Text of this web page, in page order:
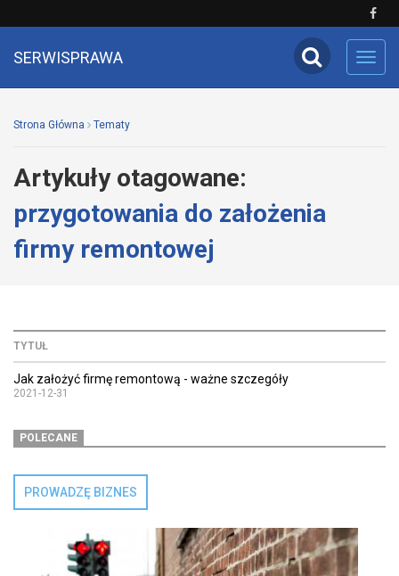
SERWISPRAWA
Strona Główna Tematy
Artykuły otagowane:
przygotowania do założenia
firmy remontowej
TYTUŁ
Jak założyć firmę remontową - ważne szczegóły
2021-12-31
POLECANE
PROWADZĘ BIZNES